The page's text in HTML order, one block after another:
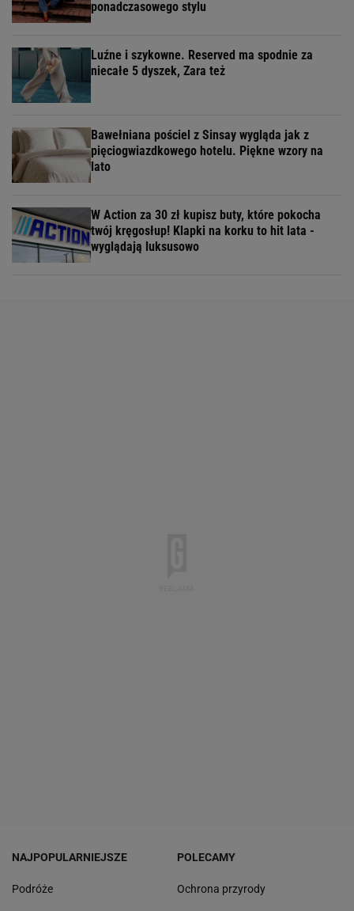
ponadczasowego stylu
Luźne i szykowne. Reserved ma spodnie za
niecałe 5 dyszek, Zara też
Bawełniana pościel z Sinsay wygląda jak z
pięciogwiazdkowego hotelu. Piękne wzory na
lato
W Action za 30 zł kupisz buty, które pokocha
twój kręgosłup! Klapki na korku to hit lata -
wyglądają luksusowo
NAJPOPULARNIEJSZE
Podróże
POLECAMY
Ochrona przyrody